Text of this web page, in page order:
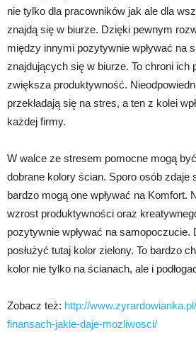
nie tylko dla pracowników jak ale dla
znajdą się w biurze. Dzięki pewnym
między innymi pozytywnie wpływać na
znajdujących się w biurze. To chroni ich
zwiększa produktywność.
przekładają się na stres, a ten z kolei
każdej firmy.
W walce ze stresem pomocne mogą
dobrane kolory ścian. Sporo osób zdaje
bardzo mogą one wpływać na Komfort.
wzrost produktywności oraz
pozytywnie wpływać na samopoczucie.
posłużyć tutaj kolor zielony. To bardzo
kolor nie tylko na ścianach, ale i
Zobacz też: http://
finansach-jakie-daje-mozliwosci/